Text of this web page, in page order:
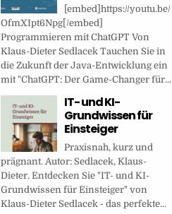
[embed]https://youtu.be/
OfmXIpt6Npg[/embed]
Programmieren mit ChatGPT Von
Klaus-Dieter Sedlacek Tauchen Sie in
die Zukunft der Java-Entwicklung ein
mit "ChatGPT: Der Game-Changer für...
IT- und KI-
Grundwissen für
Einsteiger
Praxisnah, kurz und
prägnant. Autor: Sedlacek, Klaus-
Dieter. Entdecken Sie "IT- und KI-
Grundwissen für Einsteiger" von
Klaus-Dieter Sedlacek - das perfekte...